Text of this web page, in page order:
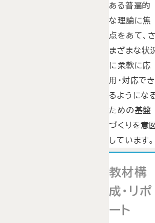
ある普遍的
な理論に焦
点をあて、
まざまな状
に柔軟に応
用・対応で
るようにな
ための基盤
づくりを意
しています。
教材構
成・リポ
ート